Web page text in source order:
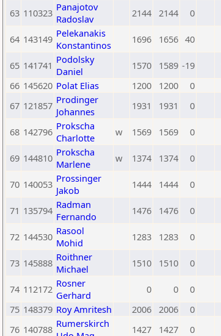
63 110323 Panajotov
Radoslav
2144 2144 0
64 143149 Pelekanakis
Konstantinos
1696 1656 40
65 141741 Podolsky
Daniel
1570 1589 -19
66 145620 Polat Elias 1200 1200 0
67 121857 Prodinger
Johannes
1931 1931 0
68 142796 Prokscha
Charlotte
w 1569 1569 0
69 144810 Prokscha
Marlene
w 1374 1374 0
70 140053 Prossinger
Jakob
1444 1444 0
71 135794 Radman
Fernando
1476 1476 0
72 144530 Rasool
Mohid
1283 1283 0
73 145888 Roithner
Michael
1510 1510 0
74 112172 Rosner
Gerhard
0 0 0
75 148379 Roy Amritesh 2006 2006 0
76 140788 Rumerskirch
1427 1427 0